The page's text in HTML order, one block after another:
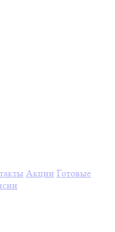
Акции Готовые